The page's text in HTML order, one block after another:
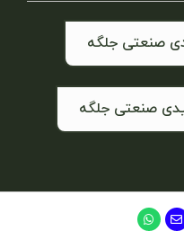
صنعتی جلگه
صنعتی جلگه